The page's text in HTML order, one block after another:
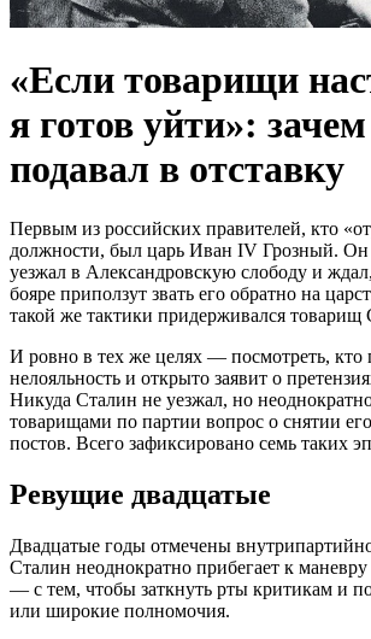
«Если товарищи
я готов уйти»:
подавал в отставку
Первым из российских правителей, кто
должности, был царь Иван IV Грозный. Он
уезжал в Александровскую слободу и
бояре приползут звать его обратно на
такой же тактики придерживался товарищ
И ровно в тех же целях — посмотреть, кто
нелояльность и открыто заявит о
Никуда Сталин не уезжал, но
товарищами по партии вопрос о снятии
постов. Всего зафиксировано семь таких
Ревущие двадцатые
Двадцатые годы отмечены
Сталин неоднократно прибегает к маневру
— с тем, чтобы заткнуть рты критикам и
или широкие полномочия.